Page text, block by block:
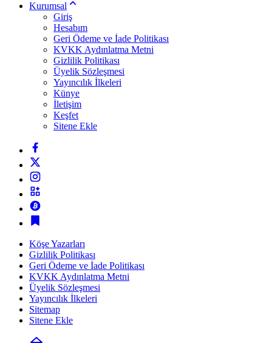
Kurumsal
Giriş
Hesabım
Geri Ödeme ve İade Politikası
KVKK Aydınlatma Metni
Gizlilik Politikası
Üyelik Sözleşmesi
Yayıncılık İlkeleri
Künye
İletişim
Keşfet
Sitene Ekle
Köşe Yazarları
Gizlilik Politikası
Geri Ödeme ve İade Politikası
KVKK Aydınlatma Metni
Üyelik Sözleşmesi
Yayıncılık İlkeleri
Sitemap
Sitene Ekle